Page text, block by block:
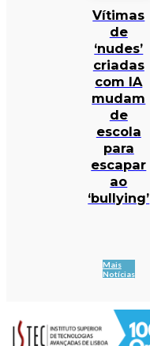
Vítimas
de
‘nudes’
criadas
com IA
mudam
de
escola
para
escapar
ao
‘bullying’
Mais
Notícias